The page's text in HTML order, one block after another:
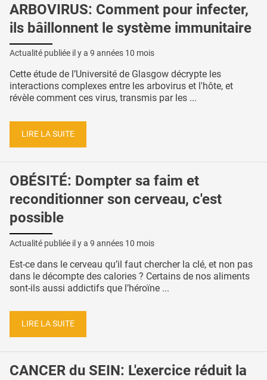
ARBOVIRUS: Comment pour infecter,
ils bâillonnent le système immunitaire
Actualité publiée il y a 9 années 10 mois
Cette étude de l’Université de Glasgow décrypte les
interactions complexes entre les arbovirus et l'hôte, et
révèle comment ces virus, transmis par les ...
LIRE LA SUITE
OBÉSITÉ: Dompter sa faim et
reconditionner son cerveau, c'est
possible
Actualité publiée il y a 9 années 10 mois
Est-ce dans le cerveau qu’il faut chercher la clé, et non pas
dans le décompte des calories ? Certains de nos aliments
sont-ils aussi addictifs que l’héroïne ...
LIRE LA SUITE
CANCER du SEIN: L'exercice réduit la